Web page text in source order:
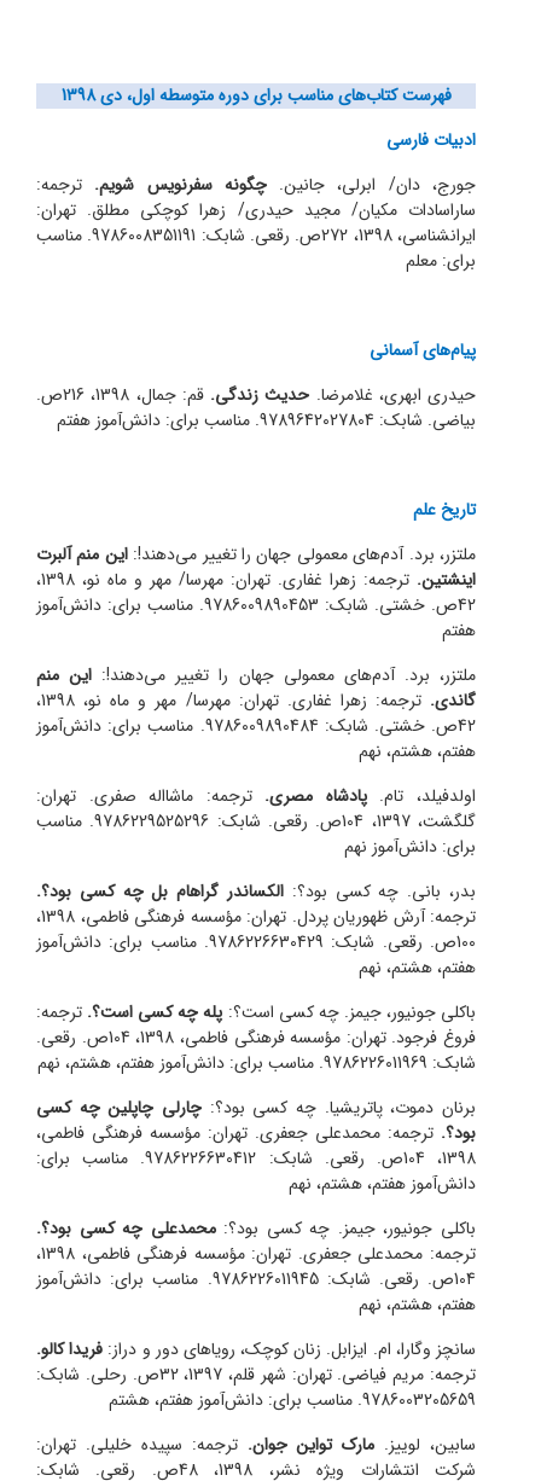
فهرست کتاب‌های مناسب برای دوره متوسطه اول، دی 1398
ادبیات فارسی
جورج، دان/ ابرلی، جانین.چگونه سفرنویس شویم. ترجمه:
سارا‌سادات مکیان/ مجید حیدری/ زهرا کوچکی مطلق. تهران:
ایرانشناسی، 1398، 272ص. رقعی. شابک: 9786008351191. مناسب
برای: معلم
پیام‌های آسمانی
حیدری ابهری، غلامرضا. حدیث زندگی.
قم: جمال، 1398، 216ص.
بیاضی. شابک: 9789642027804. مناسب برای: دانش‌آموز هفتم
تاریخ علم
ملتزر، برد. آدم‌های معمولی جهان را تغییر می‌دهند!:این منم آلبرت
اینشتین.
ترجمه: زهرا غفاری. تهران: مهرسا/ مهر و ماه نو، 1398،
42ص. خشتی. شابک: 9786009890453. مناسب برای: دانش‌آموز
هفتم
ملتزر، برد. آدم‌های معمولی جهان را تغییر می‌دهند!: این منم
گاندی.
ترجمه: زهرا غفاری. تهران: مهرسا/ مهر و ماه نو، 1398،
42ص. خشتی. شابک: 9786009890484. مناسب برای: دانش‌آموز
هفتم، هشتم، نهم
اولدفیلد، تام.پادشاه مصری.ترجمه: ماشااله صفری. تهران:
گلگشت، 1397، 104ص. رقعی. شابک: 9786229525296. مناسب
برای: دانش‌آموز نهم
بدر، بانی. چه کسی بود؟: الکساندر گراهام بل چه کسی بود؟.
ترجمه: آرش ظهوریان پر‌دل. تهران: مؤسسه فرهنگی فاطمی، 1398،
100ص. رقعی. شابک: 9786226630429. مناسب برای: دانش‌آموز
هفتم، هشتم، نهم
باکلی جونیور، جیمز. چه کسی است؟: پله چه کسی است؟. ترجمه:
فروغ فرجود. تهران: مؤسسه فرهنگی فاطمی، 1398، 104ص. رقعی.
شابک: 9786226011969. مناسب برای: دانش‌آموز هفتم، هشتم، نهم
برنان دموت، پاتریشیا. چه کسی بود؟: چارلی چاپلین چه کسی
بود؟. ترجمه: محمدعلی جعفری. تهران: مؤسسه فرهنگی فاطمی،
1398، 104ص. رقعی. شابک: 9786226630412. مناسب برای:
دانش‌آموز هفتم، هشتم، نهم
باکلی جونیور، جیمز. چه کسی بود؟:محمد‌علی چه کسی بود؟.
ترجمه: محمد‌علی جعفری. تهران: مؤسسه فرهنگی فاطمی، 1398،
104ص. رقعی. شابک: 9786226011945. مناسب برای: دانش‌آموز
هفتم، هشتم، نهم
سانچز وگارا، ام. ایزابل. زنان کوچک، رویاهای دور و دراز: فریدا کالو.
ترجمه: مریم فیاضی. تهران: شهر قلم، 1397، 32ص. رحلی. شابک:
9786003205659. مناسب برای: دانش‌آموز هفتم، هشتم
سابین، لوییز. مارک تواین جوان.ترجمه: سپیده خلیلی. تهران:
شرکت انتشارات ویژه نشر، 1398، 48ص. رقعی. شابک: